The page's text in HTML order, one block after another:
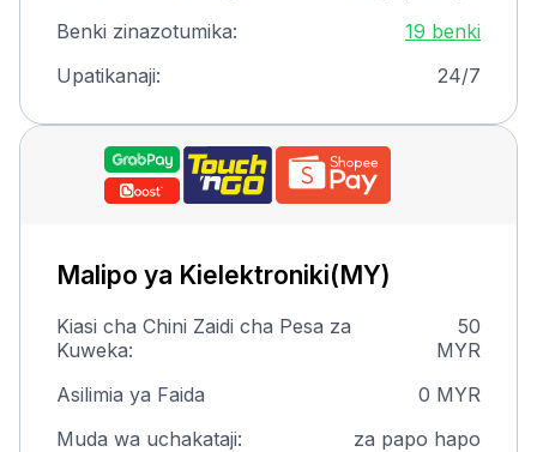
Benki zinazotumika:
19 benki
Upatikanaji:
24/7
Malipo ya Kielektroniki(MY)
Kiasi cha Chini Zaidi cha Pesa za
Kuweka:
50
MYR
Asilimia ya Faida
0 MYR
Muda wa uchakataji:
za papo hapo